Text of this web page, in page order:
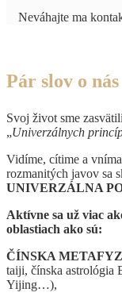
Neváhajte ma
Pár slov o nás
Svoj život sme
„Univerzálnych
Vidíme, cítime a
rozmanitých javov sa
UNIVERZÁLNA
Aktívne sa už viac
oblastiach ako sú:
ČÍNSKA
taiji, čínska astrológia
Yijing…),